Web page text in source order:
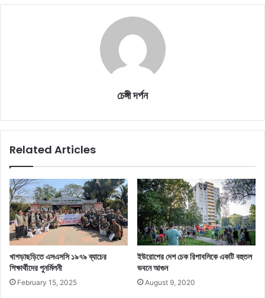
চেঙ্গী দর্পন
Related Articles
খাগড়াছড়িতে এসএসসি ১৯৭৯ ব্যাচের
শিক্ষার্থীদের পুনর্মিলনী
February 15, 2025
ইউরোপের দেশ চেক রিপাবলিকে একটি বহুতল
ভবনে আগুন
August 9, 2020